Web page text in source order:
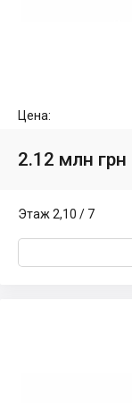
Цена:
2.12 млн грн
Этаж 2,10 / 7